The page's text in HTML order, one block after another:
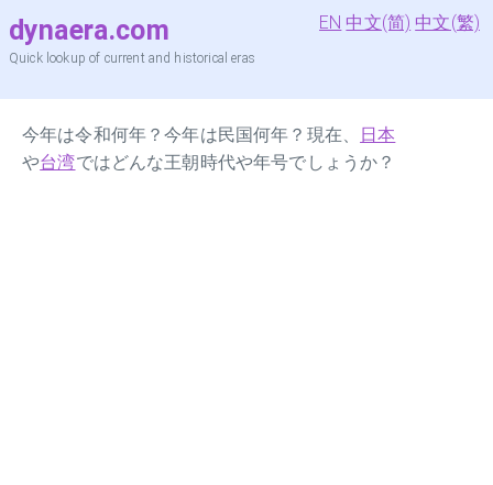
dynaera.com
Quick lookup of current and historical eras
EN 中文(简) 中文(繁)
今年は令和何年？今年は民国何年？現在、
日本
や台湾ではどんな王朝時代や年号でしょうか？